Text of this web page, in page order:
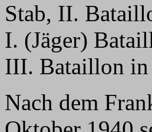
Stab, II.
I. (Jäger)
III. Bataillon in
Nach dem